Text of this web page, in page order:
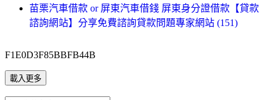
苗栗汽車借款 or 屏東汽車借錢 屏東身分證借款【貸款
諮詢網站】分享免費諮詢貸款問題專家網站 (151)
F1E0D3F85BBFB44B
載入更多